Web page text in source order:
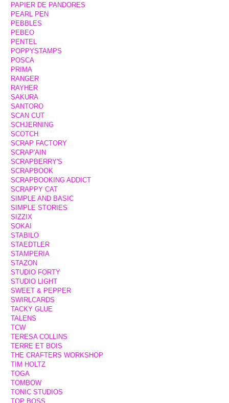
PAPIER DE PANDORES
PEARL PEN
PEBBLES
PEBEO
PENTEL
POPPYSTAMPS
POSCA
PRIMA
RANGER
RAYHER
SAKURA
SANTORO
SCAN CUT
SCHJERNING
SCOTCH
SCRAP FACTORY
SCRAP'AIN
SCRAPBERRY'S
SCRAPBOOK
SCRAPBOOKING ADDICT
SCRAPPY CAT
SIMPLE AND BASIC
SIMPLE STORIES
SIZZIX
SOKAI
STABILO
STAEDTLER
STAMPERIA
STAZON
STUDIO FORTY
STUDIO LIGHT
SWEET & PEPPER
SWIRLCARDS
TACKY GLUE
TALENS
TCW
TERESA COLLINS
TERRE ET BOIS
THE CRAFTERS WORKSHOP
TIM HOLTZ
TOGA
TOMBOW
TONIC STUDIOS
TOP BOSS